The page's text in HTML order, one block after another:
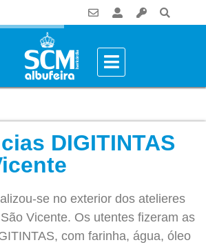
DIGITINTAS
se no exterior dos atelieres
Vicente. Os utentes fizeram as
com farinha, água, óleo